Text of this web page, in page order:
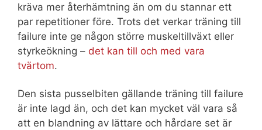
kräva mer återhämtning än om du stannar ett
par repetitioner före. Trots det verkar träning till
failure inte ge någon större muskeltillväxt eller
styrkeökning – det kan till och med vara
tvärtom.
Den sista pusselbiten gällande träning till failure
är inte lagd än, och det kan mycket väl vara så
att en blandning av lättare och hårdare set är